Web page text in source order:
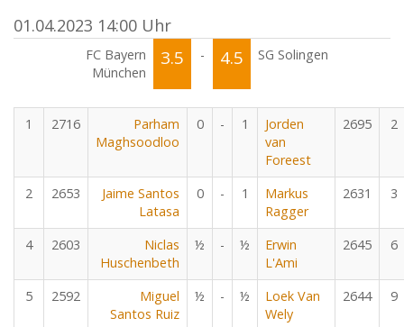
01.04.2023 14:00 Uhr
FC Bayern
München
3.5 - 4.5 SG Solingen
1 2716
Parham
Maghsoodloo
0 - 1
Jorden
van
Foreest
2695 2
2 2653
Jaime Santos
Latasa
0 - 1
Markus
Ragger
2631 3
4 2603
Niclas
Huschenbeth
½ - ½
Erwin
L'Ami
2645 6
5 2592
Miguel
Santos Ruiz
½ - ½
Loek Van
Wely
2644 9